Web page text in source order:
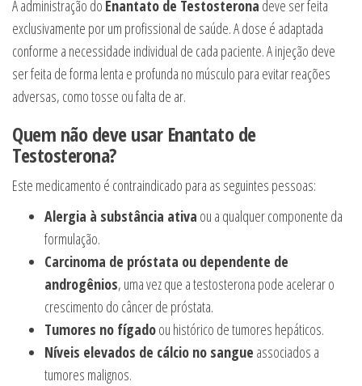
A administração do Enantato de Testosterona deve ser feita
exclusivamente por um profissional de saúde. A dose é adaptada
conforme a necessidade individual de cada paciente. A injeção deve
ser feita de forma lenta e profunda no músculo para evitar reações
adversas, como tosse ou falta de ar.
Quem não deve usar Enantato de
Testosterona?
Este medicamento é contraindicado para as seguintes pessoas:
Alergia à substância ativa ou a qualquer componente da
formulação.
Carcinoma de próstata ou dependente de
androgênios, uma vez que a testosterona pode acelerar o
crescimento do câncer de próstata.
Tumores no fígadoou histórico de tumores hepáticos.
Níveis elevados de cálcio no sangue associados a
tumores malignos.